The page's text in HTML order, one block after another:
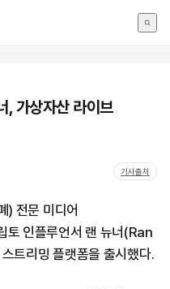
, 가상자산 라이브
기사출처
) 전문 미디어
토 인플루언서 랜 뉴너(Ran
트리밍 플랫폼을 출시했다.